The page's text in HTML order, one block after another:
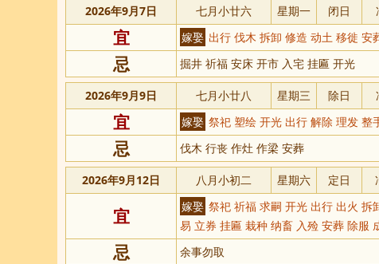
2026年9月7日 七月小廿六 星期一 闭日
宜 嫁娶 出行 伐木 拆卸 修造 动土 移徙 安
忌 掘井 祈福 安床 开市 入宅 挂匾 开光
2026年9月9日 七月小廿八 星期三 除日
宜 嫁娶 祭祀 塑绘 开光 出行 解除 理发 整
忌 伐木 行丧 作灶 作梁 安葬
2026年9月12日 八月小初二 星期六 定日
宜 嫁娶 祭祀 祈福 求嗣 开光 出行 出火 拆
易 立券 挂匾 栽种 纳畜 入殓 安葬 除服
忌 余事勿取